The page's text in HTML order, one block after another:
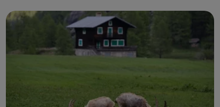
pouvez séjourner sont entourées de prairies, de
pâturages et de vignes : des vacances entièrement